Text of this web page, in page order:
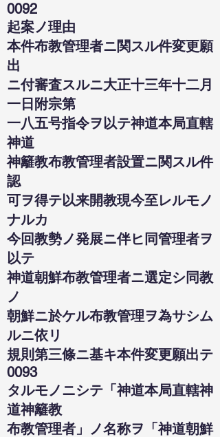
0092
起案ノ理由
本件布教管理者ニ関スル件変更願
出
ニ付審査スルニ大正十三年十二月
一日附宗第
一八五号指令ヲ以テ神道本局直轄
神道
神籬教布教管理者設置ニ関スル件
認
可ヲ得テ以来開教現今至レルモノ
ナルカ
今回教勢ノ発展ニ伴ヒ同管理者ヲ
以テ
神道朝鮮布教管理者ニ選定シ同教
ノ
朝鮮ニ於ケル布教管理ヲ為サシム
ルニ依リ
規則第三條ニ基キ本件変更願出テ
0093
タルモノニシテ「神道本局直轄神
道神籬教
布教管理者」ノ名称ヲ「神道朝鮮